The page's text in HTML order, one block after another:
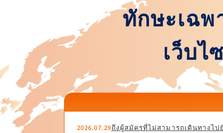
ทักษะเฉพ
เว็บ
2026.07.29ถึงผู้สมัครที่ไม่สามารถเดินทางไ